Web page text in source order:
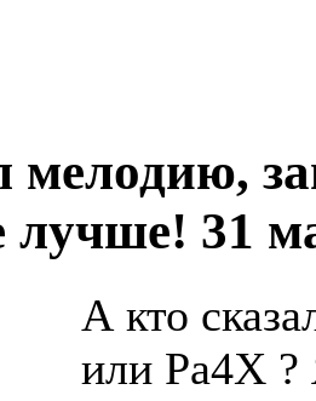
мелодию,
лучше! 31
А кто
или Pa4X